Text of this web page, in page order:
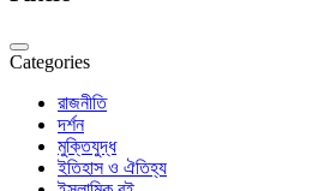
Categories
রাজনীতি
দর্শন
মুক্তিযুদ্ধ
ইতিহাস ও ঐতিহ্য